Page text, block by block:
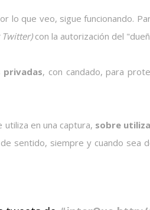
lo que veo, sigue funcionando.
con la autorización del
privadas, con candado, para
en una captura, sobre
sentido, siempre y cuando sea